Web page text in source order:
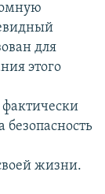
для
этого
жизни.